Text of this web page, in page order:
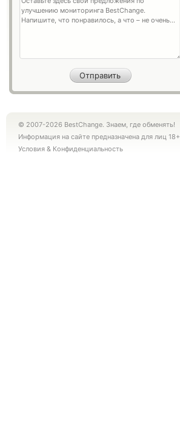
© 2007-2026 BestChange. Знаем, где обменять!
Информация на сайте предназначена для лиц 18+
Условия & Конфиденциальность